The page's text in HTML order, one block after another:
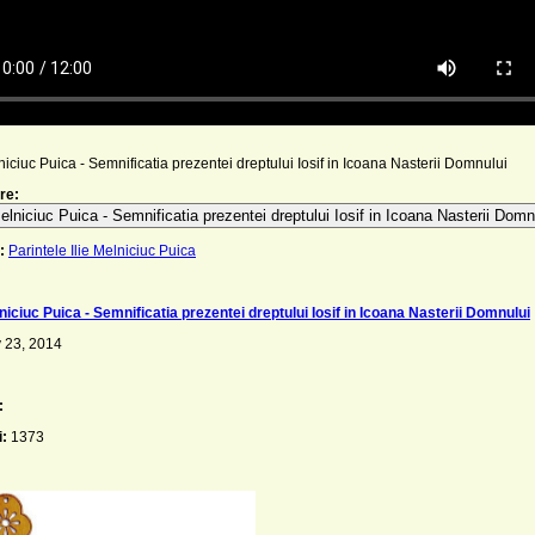
Puica - Semnificatia prezentei dreptului Iosif in Icoana Nasterii Domnului
Puica - Semnificatia prezentei dreptului Iosif in Icoana Nasterii
Parintele Ilie Melniciuc Puica
Puica - Semnificatia prezentei dreptului Iosif in Icoana Nasterii Domnului
23, 2014
1373